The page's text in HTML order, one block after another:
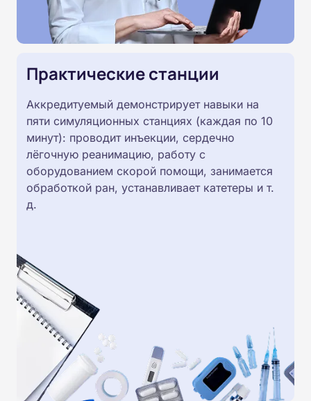
Практические станции
Аккредитуемый демонстрирует навыки на
пяти симуляционных станциях (каждая по 10
минут): проводит инъекции, сердечно
лёгочную реанимацию, работу с
оборудованием скорой помощи, занимается
обработкой ран, устанавливает катетеры и т.
д.